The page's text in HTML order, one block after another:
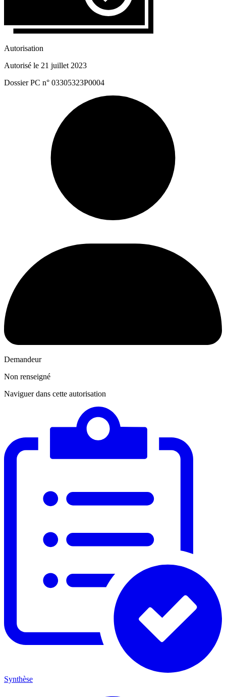
Autorisation
Autorisé le 21 juillet 2023
Dossier PC n° 03305323P0004
Demandeur
Non renseigné
Naviguer dans cette autorisation
Synthèse